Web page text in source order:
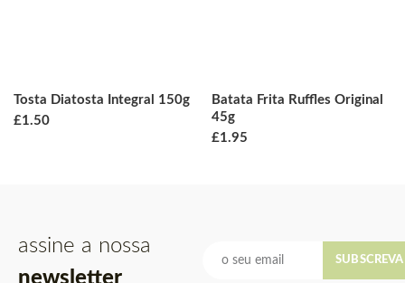
Tosta Diatosta Integral 150g
£1.50
Batata Frita Ruffles Original
45g
£1.95
assine a nossa
SUBSCREVA